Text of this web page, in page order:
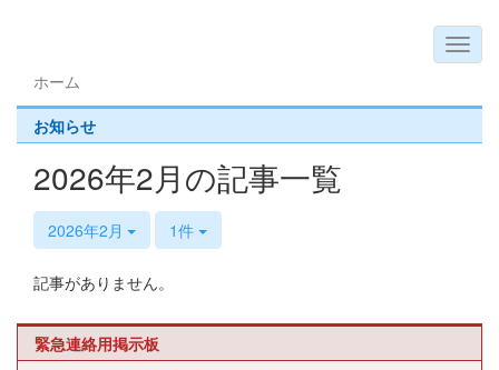
ホーム
お知らせ
2026年2月の記事一覧
2026年2月 1件
記事がありません。
緊急連絡用掲示板